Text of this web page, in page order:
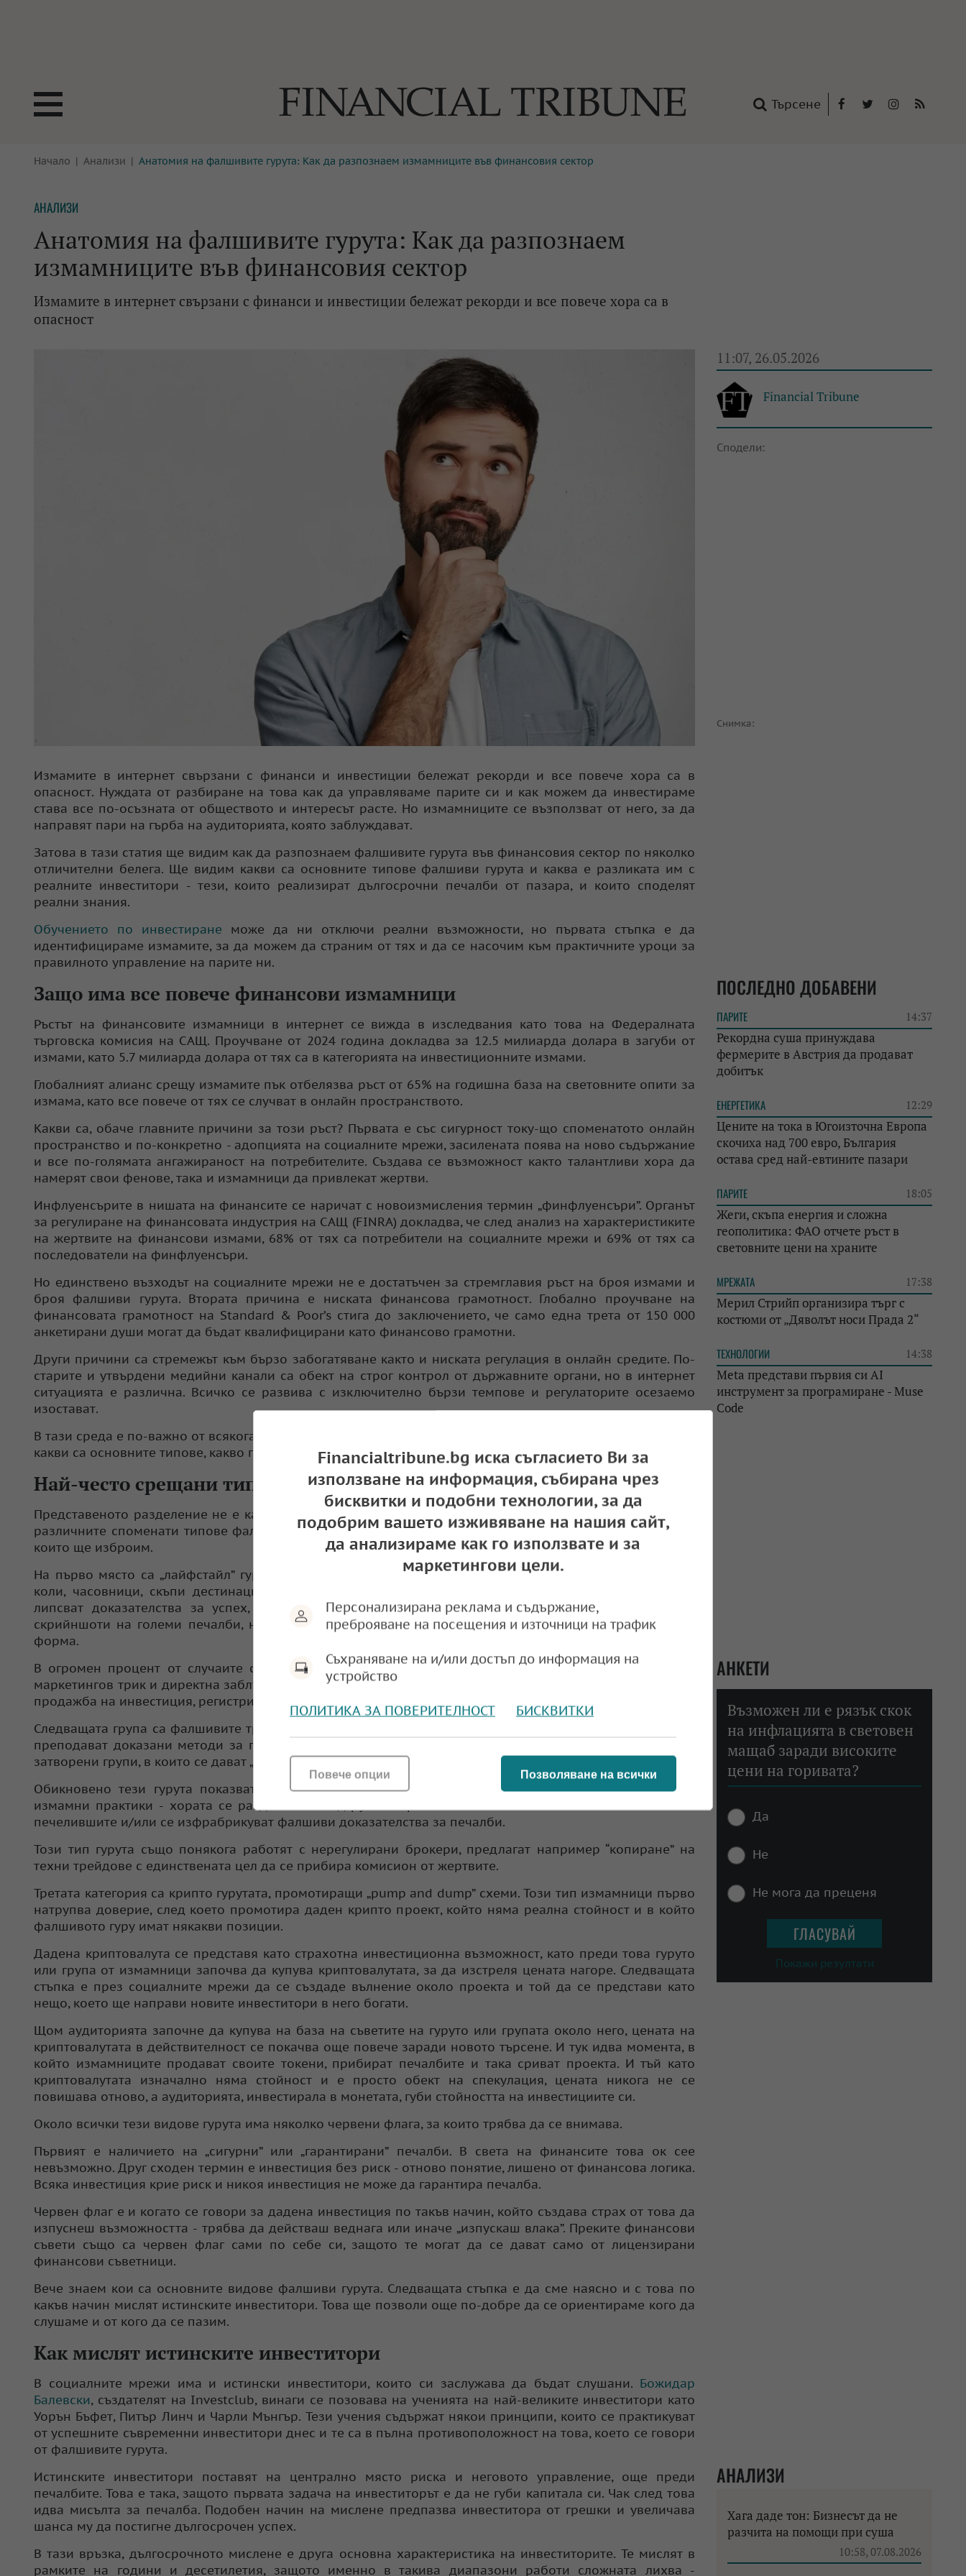
Търсене
БОРСИ
КРИПТО
БАНКИ
ПАРИТЕ
ЕНЕРГЕТИКА
ТЕХНОЛОГИИ
ИМОТИ
МУЛТИМЕДИЯ
За нас Реклама
Начало Анализи Анатомия на фалшивите гурута: Как да разпознаем измамниците във финансовия сектор
АНАЛИЗИ
Анатомия на фалшивите гурута: Как да разпознаем
измамниците във финансовия сектор
Измамите в интернет свързани с финанси и инвестиции бележат рекорди и все повече хора са в
опасност
11:07, 26.05.2026
Financial Tribune
Сподели:
Снимка:
Измамите в интернет свързани с финанси и инвестиции бележат рекорди и все повече хора са в
опасност. Нуждата от разбиране на това как да управляваме парите си и как можем да инвестираме
става все по-осъзната от обществото и интересът расте. Но измамниците се възползват от него, за да
направят пари на гърба на аудиторията, която заблуждават.
Затова в тази статия ще видим как да разпознаем фалшивите гурута във финансовия сектор по няколко
отличителни белега. Ще видим какви са основните типове фалшиви гурута и каква е разликата им с
реалните инвеститори - тези, които реализират дългосрочни печалби от пазара, и които споделят
реални знания.
Обучението по инвестиране може да ни отключи реални възможности, но първата стъпка е да
идентифицираме измамите, за да можем да страним от тях и да се насочим към практичните уроци за
правилното управление на парите ни.
Защо има все повече финансови измамници
Ръстът на финансовите измамници в интернет се вижда в изследвания като това на Федералната
търговска комисия на САЩ. Проучване от 2024 година докладва за 12.5 милиарда долара в загуби от
измами, като 5.7 милиарда долара от тях са в категорията на инвестиционните измами.
Глобалният алианс срещу измамите пък отбелязва ръст от 65% на годишна база на световните опити за
измама, като все повече от тях се случват в онлайн пространството.
Какви са, обаче главните причини за този ръст? Първата е със сигурност току-що споменатото онлайн
пространство и по-конкретно - адопцията на социалните мрежи, засилената поява на ново съдържание
и все по-голямата ангажираност на потребителите. Създава се възможност както талантливи хора да
намерят свои фенове, така и измамници да привлекат жертви.
Инфлуенсърите в нишата на финансите се наричат с новоизмисления термин „финфлуенсъри”. Органът
за регулиране на финансовата индустрия на САЩ (FINRA) докладва, че след анализ на характеристиките
на жертвите на финансови измами, 68% от тях са потребители на социалните мрежи и 69% от тях са
последователи на финфлуенсъри.
Но единствено възходът на социалните мрежи не е достатъчен за стремглавия ръст на броя измами и
броя фалшиви гурута. Втората причина е ниската финансова грамотност. Глобално проучване на
финансовата грамотност на Standard & Poor’s стига до заключението, че само една трета от 150 000
анкетирани души могат да бъдат квалифицирани като финансово грамотни.
Други причини са стремежът към бързо забогатяване както и ниската регулация в онлайн средите. По-
старите и утвърдени медийни канали са обект на строг контрол от държавните органи, но в интернет
ситуацията е различна. Всичко се развива с изключително бързи темпове и регулаторите осезаемо
изостават.
В тази среда е по-важно от всякога да се научим да разпознаваме фалшивите гурута, затова нека видим
какви са основните типове, какво ги издава и за кои червени флагове да внимаваме.
Най-често срещани типове финансови гурута
Представеното разделение не е категорично и много често някой субект може да обединява черти от
различните споменати типове фалшиви гурута. Но мнозинството от тях попада в една от категориите,
които ще изброим.
На първо място са „лайфстайл” гурутата, които демонстрират висок стандарт на живот и парадират с
коли, часовници, скъпи дестинации и други подобни. Поглеждайки тяхната биография, обикновено
липсват доказателства за успех, било то от бизнес или успешни инвестиции. Често се показват
скрийншоти на големи печалби, но въпросните печалби никога не са документирани под легитимна
форма.
В огромен процент от случаите се оказва, че целият този луксозен начин на живот е просто един
маркетингов трик и директна заблуда на аудиторията. Целта е човекът да се вкара в измамната фуния -
продажба на инвестиция, регистриране в нерегулиран брокер и така нататък.
Следващата група са фалшивите трейдинг ментори и свързаните с тях групи за сигнали. Тези гурута не
преподават доказани методи за печелене от търговия на пазарите, а най-често промотират платени,
затворени групи, в които се дават „сигнали” за влизане и излизане в трейдове.
Обикновено тези гурута показват огромен процент успеваемост на групите, но зад това се крият
измамни практики - хората се разделят на подгрупи с противоположни сигнали и се показват само
печелившите и/или се изфрабрикуват фалшиви доказателства за печалби.
Този тип гурута също понякога работят с нерегулирани брокери, предлагат например “копиране” на
техни трейдове с единствената цел да се прибира комисион от жертвите.
Третата категория са крипто гурутата, промотиращи „pump and dump” схеми. Този тип измамници първо
натрупва доверие, след което промотира даден крипто проект, който няма реална стойност и в който
фалшивото гуру имат някакви позиции.
Дадена криптовалута се представя като страхотна инвестиционна възможност, като преди това гуруто
или група от измамници започва да купува криптовалутата, за да изстреля цената нагоре. Следващата
стъпка е през социалните мрежи да се създаде вълнение около проекта и той да се представи като
нещо, което ще направи новите инвеститори в него богати.
Щом аудиторията започне да купува на база на съветите на гуруто или групата около него, цената на
криптовалутата в действителност се покачва още повече заради новото търсене. И тук идва момента, в
който измамниците продават своите токени, прибират печалбите и така сриват проекта. И тъй като
криптовалутата изначално няма стойност и е просто обект на спекулация, цената никога не се
повишава отново, а аудиторията, инвестирала в монетата, губи стойността на инвестициите си.
Около всички тези видове гурута има няколко червени флага, за които трябва да се внимава.
Първият е наличието на „сигурни” или „гарантирани” печалби. В света на финансите това ок сее
невъзможно. Друг сходен термин е инвестиция без риск - отново понятие, лишено от финансова логика.
Всяка инвестиция крие риск и никоя инвестиция не може да гарантира печалба.
Червен флаг е и когато се говори за дадена инвестиция по такъв начин, който създава страх от това да
изпуснеш възможността - трябва да действаш веднага или иначе „изпускаш влака”. Преките финансови
съвети също са червен флаг сами по себе си, защото те могат да се дават само от лицензирани
финансови съветници.
Вече знаем кои са основните видове фалшиви гурута. Следващата стъпка е да сме наясно и с това по
какъв начин мислят истинските инвеститори. Това ще позволи още по-добре да се ориентираме кого да
слушаме и от кого да се пазим.
Как мислят истинските инвеститори
В социалните мрежи има и истински инвеститори, които си заслужава да бъдат слушани. Божидар
Балевски, създателят на Investclub, винаги се позовава на ученията на най-великите инвеститори като
Уорън Бъфет, Питър Линч и Чарли Мънгър. Тези учения съдържат някои принципи, които се практикуват
от успешните съвременни инвеститори днес и те са в пълна противоположност на това, което се говори
от фалшивите гурута.
Истинските инвеститори поставят на централно място риска и неговото управление, още преди
печалбите. Това е така, защото първата задача на инвеститорът е да не губи капитала си. Чак след това
идва мисълта за печалба. Подобен начин на мислене предпазва инвеститора от грешки и увеличава
шанса му да постигне дългосрочен успех.
В тази връзка, дългосрочното мислене е друга основна характеристика на инвеститорите. Те мислят в
рамките на години и десетилетия, защото именно в такива диапазони работи сложната лихва -
ПОСЛЕДНО ДОБАВЕНИ
ПАРИТЕ 14:37
Рекордна суша принуждава
фермерите в Австрия да продават
добитък
ЕНЕРГЕТИКА 12:29
Цените на тока в Югоизточна Европа
скочиха над 700 евро, България
остава сред най-евтините пазари
ПАРИТЕ 18:05
Жеги, скъпа енергия и сложна
геополитика: ФАО отчете ръст в
световните цени на храните
МРЕЖАТА 17:38
Мерил Стрийп организира търг с
костюми от „Дяволът носи Прада 2“
ТЕХНОЛОГИИ 14:38
Meta представи първия си AI
инструмент за програмиране - Muse
Code
АНКЕТИ
Възможен ли е рязък скок
на инфлацията в световен
мащаб заради високите
цени на горивата?
Да
Не
Не мога да преценя
Покажи резултати
АНАЛИЗИ
Хага даде тон: Бизнесът да не
разчита на помощи при суша
10:58, 07.08.2026
Financialtribune.bg иска съгласието Ви за
използване на информация, събирана чрез
бисквитки и подобни технологии, за да
подобрим вашето изживяване на нашия сайт,
да анализираме как го използвате и за
маркетингови цели.
Персонализирана реклама и съдържание,
преброяване на посещения и източници на трафик
Съхраняване на и/или достъп до информация на
устройство
ПОЛИТИКА ЗА ПОВЕРИТЕЛНОСТ БИСКВИТКИ
Позволяване на всички
Повече опции